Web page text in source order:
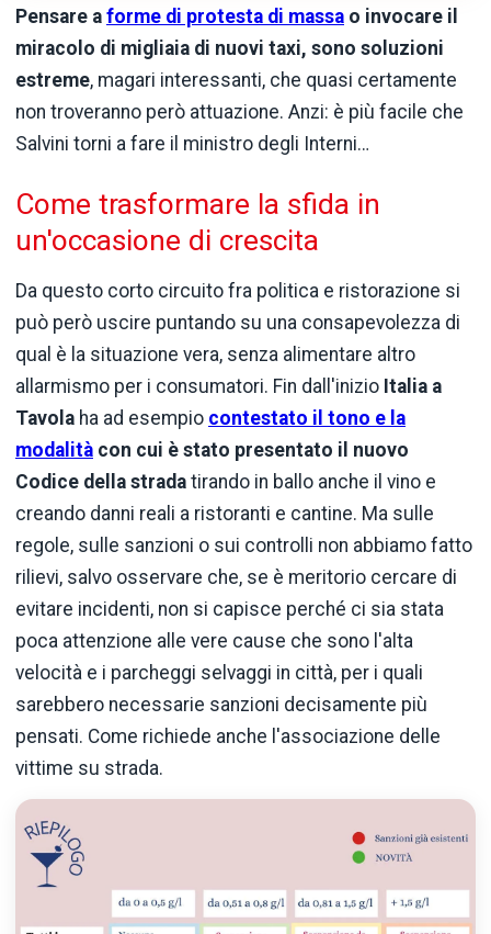
Pensare a forme di protesta di massa o invocare il
miracolo di migliaia di nuovi taxi, sono soluzioni
estreme, magari interessanti, che quasi certamente
non troveranno però attuazione. Anzi: è più facile che
Salvini torni a fare il ministro degli Interni…
Come trasformare la sfida in
un'occasione di crescita
Da questo corto circuito fra politica e ristorazione si
può però uscire puntando su una consapevolezza di
qual è la situazione vera, senza alimentare altro
allarmismo per i consumatori. Fin dall'inizio Italia a
Tavola ha ad esempio contestato il tono e la
modalità con cui è stato presentato il nuovo
Codice della strada tirando in ballo anche il vino e
creando danni reali a ristoranti e cantine. Ma sulle
regole, sulle sanzioni o sui controlli non abbiamo fatto
rilievi, salvo osservare che, se è meritorio cercare di
evitare incidenti, non si capisce perché ci sia stata
poca attenzione alle vere cause che sono l'alta
velocità e i parcheggi selvaggi in città, per i quali
sarebbero necessarie sanzioni decisamente più
pensati. Come richiede anche l'associazione delle
vittime su strada.